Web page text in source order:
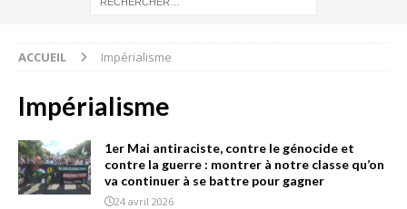
ACCUEIL Impérialisme
Impérialisme
1er Mai antiraciste, contre le génocide et
contre la guerre : montrer à notre classe qu’on
va continuer à se battre pour gagner
24 avril 2026